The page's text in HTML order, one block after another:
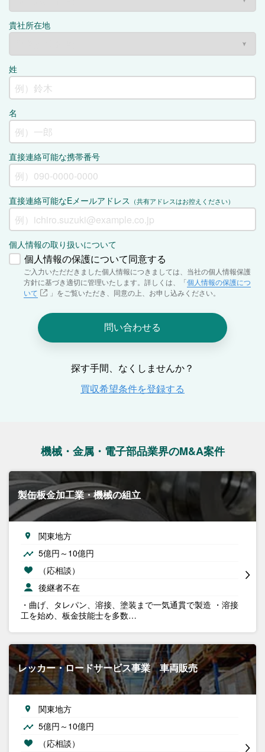
機械・金属・電子部品業界のM&A案件
製缶板金加工業・機械の組立
関東地方
5億円～10億円
（応相談）
後継者不在
・曲げ、タレパン、溶接、塗装まで一気通貫で製造 ・溶接
工を始め、板金技能士を多数…
レッカー・ロードサービス事業 車両販売
関東地方
5億円～10億円
（応相談）